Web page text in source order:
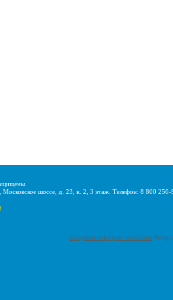
Московское шоссе, д. 23, к. 2, 3 этаж. Телефон: 8 800
Создание интернет-магазина